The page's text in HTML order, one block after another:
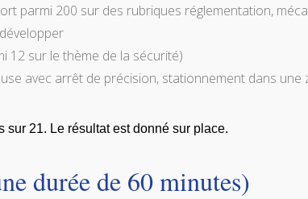
parmi 200 sur des rubriques réglementation,
12 sur le thème de la sécurité)
avec arrêt de précision, stationnement dans
sur 21. Le résultat est donné sur place.
durée de 60 minutes)